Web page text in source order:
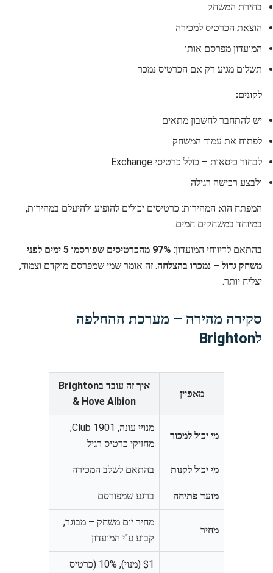
בחירת המשחק
הוצאת הכרטיס למכירה
המועדון מפרסם אותו
תשלום מגיע רק אם הכרטיס נמכר
לקונים:
יש להתחבר לחשבון מתאים
לפתוח את עמוד המשחק
לבחור כיסאות – כולל כרטיסי Exchange
ולבצע רכישה רגילה
המפתח הוא המהירות: כרטיסים יכולים להופיע ולהיעלם במהירות,
במיוחד במשחקים חמים.
בהתאם לדיווחי המועדון:
97% מהכרטיסים שפורסמו 5 ימים לפני
משחק גדול – נמכרו בהצלחה. זה אומר שמי שמפרסם מוקדם וצמוד,
יצליח יותר.
סקירה מהירה – מערכת ההחלפה
לBrighton
מאפיין
איך זה עובד בBrighton
& Hove Albion
מי יכול למכור
מנויי עונה, 1901 Club,
מחזיקי כרטיס רגיל
מי יכול לקנות בהתאם לשלב המכירה
מועד פתיחה ברגע שמפורסם
מחיר
מחיר יום משחק – מבוגר,
קבוע ע"י המועדון
$1 (מנוי), 10% (כרטיס